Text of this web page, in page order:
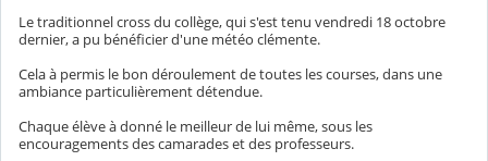
Le traditionnel cross du collège, qui s'est tenu vendredi 18 octobre
dernier, a pu bénéficier d'une météo clémente.
Cela à permis le bon déroulement de toutes les courses, dans une
ambiance particulièrement détendue.
Chaque élève à donné le meilleur de lui même, sous les
encouragements des camarades et des professeurs.